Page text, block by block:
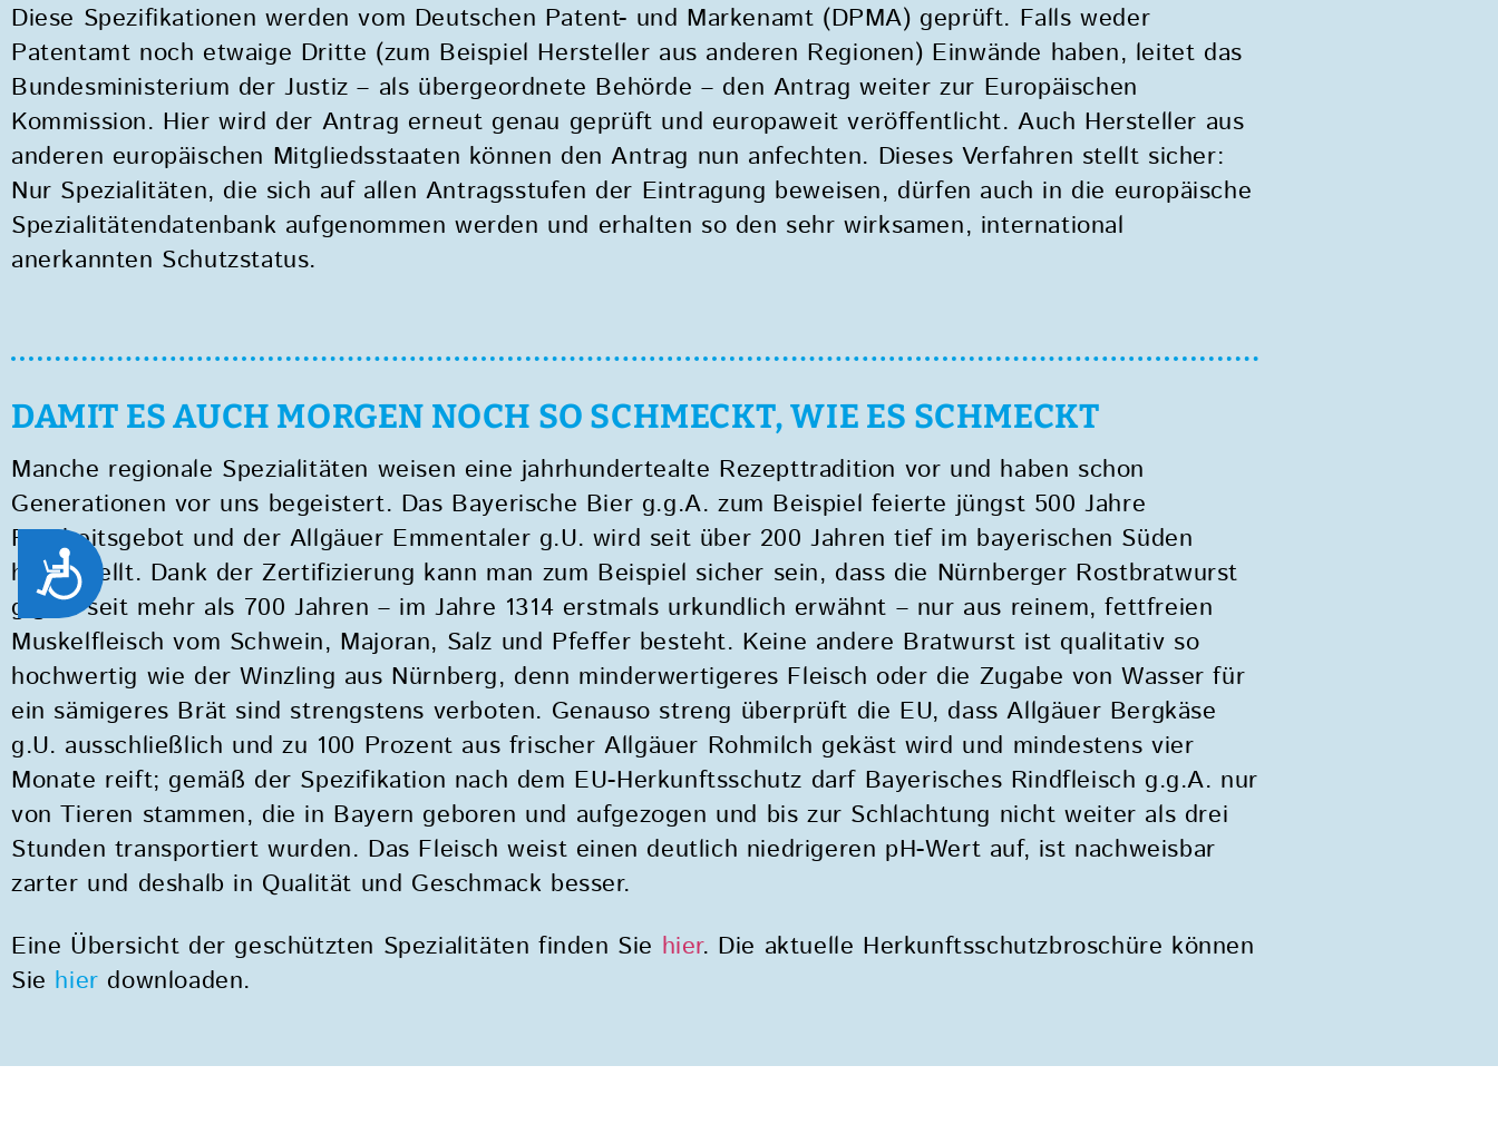
Zug&auml;nglichkeit
Diese Spezifikationen werden vom Deutschen Patent- und Markenamt (DPMA) geprüft. Falls weder
Patentamt noch etwaige Dritte (zum Beispiel Hersteller aus anderen Regionen) Einwände haben, leitet das
Bundesministerium der Justiz – als übergeordnete Behörde – den Antrag weiter zur Europäischen
Kommission. Hier wird der Antrag erneut genau geprüft und europaweit veröffentlicht. Auch Hersteller aus
anderen europäischen Mitgliedsstaaten können den Antrag nun anfechten. Dieses Verfahren stellt sicher:
Nur Spezialitäten, die sich auf allen Antragsstufen der Eintragung beweisen, dürfen auch in die europäische
Spezialitätendatenbank aufgenommen werden und erhalten so den sehr wirksamen, international
anerkannten Schutzstatus.
DAMIT ES AUCH MORGEN NOCH SO SCHMECKT, WIE ES SCHMECKT
Manche regionale Spezialitäten weisen eine jahrhundertealte Rezepttradition vor und haben schon
Generationen vor uns begeistert. Das Bayerische Bier g.g.A. zum Beispiel feierte jüngst 500 Jahre
Reinheitsgebot und der Allgäuer Emmentaler g.U. wird seit über 200 Jahren tief im bayerischen Süden
hergestellt. Dank der Zertifizierung kann man zum Beispiel sicher sein, dass die Nürnberger Rostbratwurst
g.g.A. seit mehr als 700 Jahren – im Jahre 1314 erstmals urkundlich erwähnt – nur aus reinem, fettfreien
Muskelfleisch vom Schwein, Majoran, Salz und Pfeffer besteht. Keine andere Bratwurst ist qualitativ so
hochwertig wie der Winzling aus Nürnberg, denn minderwertigeres Fleisch oder die Zugabe von Wasser für
ein sämigeres Brät sind strengstens verboten. Genauso streng überprüft die EU, dass Allgäuer Bergkäse
g.U. ausschließlich und zu 100 Prozent aus frischer Allgäuer Rohmilch gekäst wird und mindestens vier
Monate reift; gemäß der Spezifikation nach dem EU-Herkunftsschutz darf Bayerisches Rindfleisch g.g.A. nur
von Tieren stammen, die in Bayern geboren und aufgezogen und bis zur Schlachtung nicht weiter als drei
Stunden transportiert wurden. Das Fleisch weist einen deutlich niedrigeren pH-Wert auf, ist nachweisbar
zarter und deshalb in Qualität und Geschmack besser.
Eine Übersicht der geschützten Spezialitäten finden Sie hier. Die aktuelle Herkunftsschutzbroschüre können
Sie hier downloaden.